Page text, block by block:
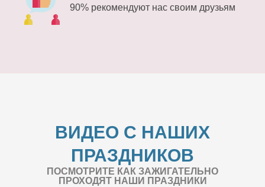
90% рекомендуют нас своим друзьям
ВИДЕО С НАШИХ
ПРАЗДНИКОВ
ПОСМОТРИТЕ КАК ЗАЖИГАТЕЛЬНО
ПРОХОДЯТ НАШИ ПРАЗДНИКИ